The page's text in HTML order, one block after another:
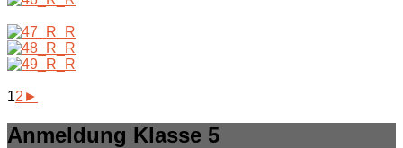
12 ►
Anmeldung Klasse 5